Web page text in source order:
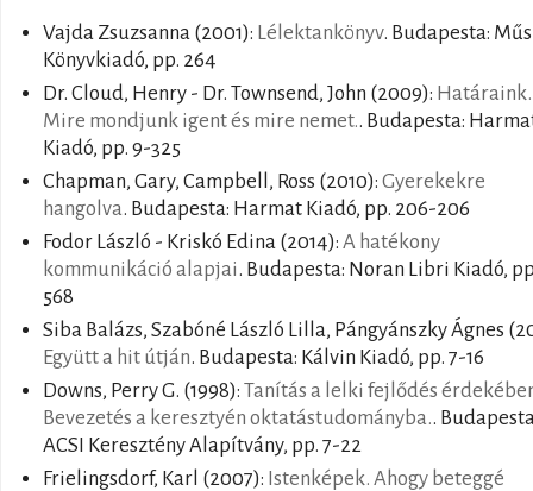
Vajda Zsuzsanna (2001): Lélektankönyv. Budapesta:
Könyvkiadó, pp. 264
Dr. Cloud, Henry - Dr. Townsend, John (2009): Határaink.
Mire mondjunk igent és mire nemet.. Budapesta:
Kiadó, pp. 9-325
Chapman, Gary, Campbell, Ross (2010): Gyerekekre
hangolva. Budapesta: Harmat Kiadó, pp. 206-206
Fodor László - Kriskó Edina (2014): A hatékony
kommunikáció alapjai. Budapesta: Noran Libri Kiadó,
568
Siba Balázs, Szabóné László Lilla, Pángyánszky Ágnes
Együtt a hit útján. Budapesta: Kálvin Kiadó, pp. 7-16
Downs, Perry G. (1998): Tanítás a lelki fejlődés
Bevezetés a keresztyén oktatástudományba..
ACSI Keresztény Alapítvány, pp. 7-22
Frielingsdorf, Karl (2007): Istenképek. Ahogy beteggé